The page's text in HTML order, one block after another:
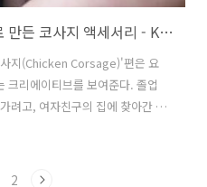
거절할 수 없는 선물, 치킨으로 만든 코사지 액세서리 - KFC의 온라인 바이럴 영상 '치킨 코사지(Chicken Corsage)'편 [한글자막]
지(Chicken Corsage)'편은 요
크리에이티브를 보여준다. 졸업
려고, 여자친구의 집에 찾아간 남
2